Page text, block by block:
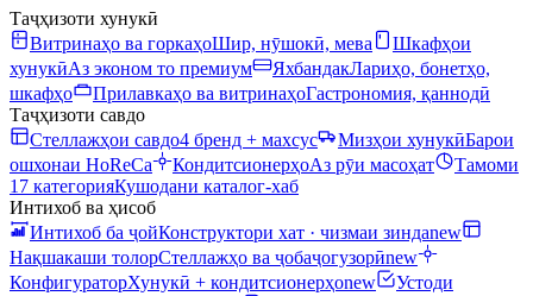
Таҷҳизоти хунукӣ
Витринаҳо ва горкаҳоШир, нӯшокӣ, мева
Шкафҳои
хунукӣАз эконом то премиум ЯхбандакЛариҳо, бонетҳо,
шкафҳо
Прилавкаҳо ва витринаҳоГастрономия, қаннодӣ
Таҷҳизоти савдо
Стеллажҳои савдо4 бренд + махсус Мизҳои хунукӣБарои
ошхонаи HoReCa
КондитсионерҳоАз рӯи масоҳат
Тамоми
17 категорияКушодани каталог-хаб
Интихоб ва ҳисоб
Интихоб ба ҷойКонструктори хат · чизмаи зиндаnew
Нақшакаши толорСтеллажҳо ва ҷобаҷогузорӣnew
КонфигураторХунукӣ + кондитсионерҳоnew
Устоди